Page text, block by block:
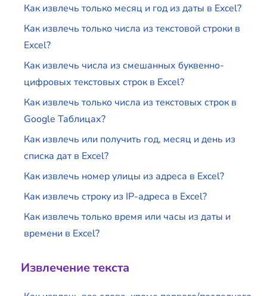
Как извлечь только месяц и год из даты в Excel?
Как извлечь только числа из текстовой строки в
Excel?
Как извлечь числа из смешанных буквенно-
цифровых текстовых строк в Excel?
Как извлечь только числа из текстовых строк в
Google Таблицах?
Как извлечь или получить год, месяц и день из
списка дат в Excel?
Как извлечь номер улицы из адреса в Excel?
Как извлечь строку из IP-адреса в Excel?
Как извлечь только время или часы из даты и
времени в Excel?
Извлечение текста